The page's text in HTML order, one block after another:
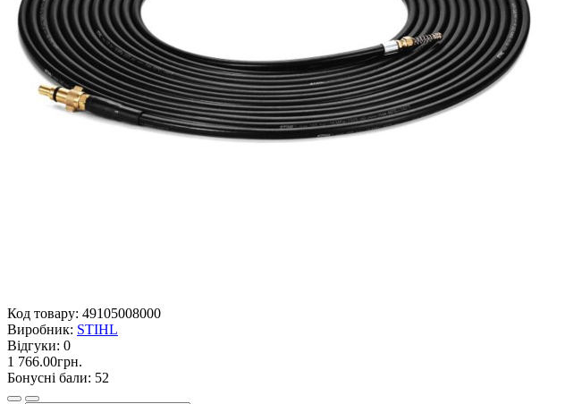
Код товару: 49105008000
Виробник: STIHL
Відгуки: 0
1 766.00грн.
Бонусні бали: 52